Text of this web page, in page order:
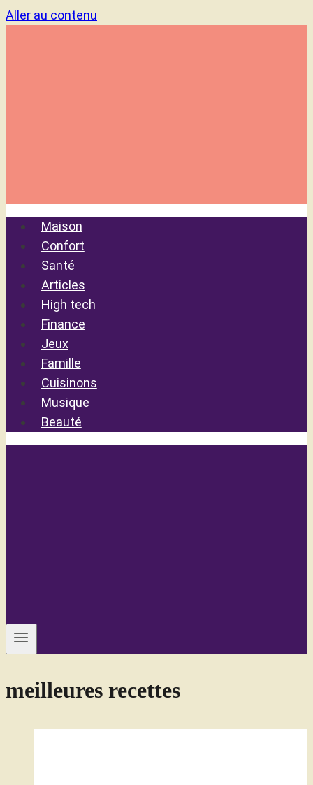
Aller au contenu
Maison
Confort
Santé
Articles
High tech
Finance
Jeux
Famille
Cuisinons
Musique
Beauté
meilleures recettes